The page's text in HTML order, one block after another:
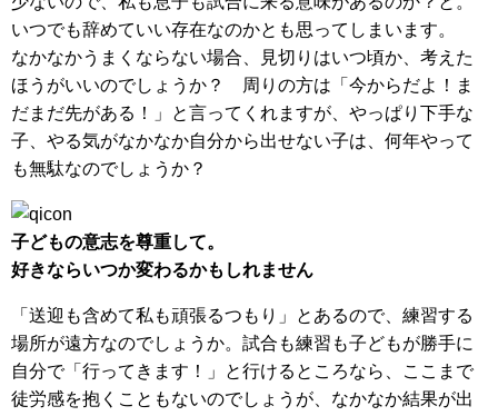
いつでも辞めていい存在なのかとも思ってしまいます。
なかなかうまくならない場合、見切りはいつ頃か、考えた
ほうがいいのでしょうか？ 周りの方は「今からだよ！ま
だまだ先がある！」と言ってくれますが、やっぱり下手な
子、やる気がなかなか自分から出せない子は、何年やって
も無駄なのでしょうか？
子どもの意志を尊重して。
好きならいつか変わるかもしれません
「送迎も含めて私も頑張るつもり」とあるので、練習する
場所が遠方なのでしょうか。試合も練習も子どもが勝手に
自分で「行ってきます！」と行けるところなら、ここまで
徒労感を抱くこともないのでしょうが、なかなか結果が出